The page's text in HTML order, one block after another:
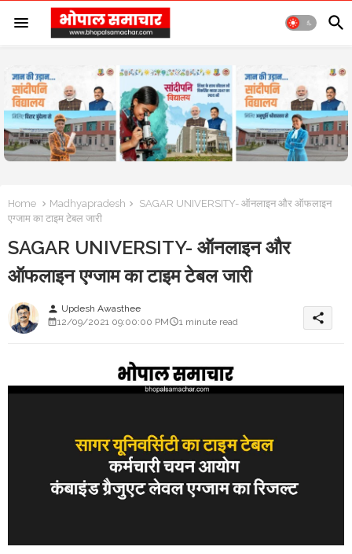
Home Madhyapradesh
SAGAR UNIVERSITY- ऑनलाइन और ऑफलाइन
एग्जाम का टाइम टेबल जारी
SAGAR UNIVERSITY- ऑनलाइन और
ऑफलाइन एग्जाम का टाइम टेबल जारी
person Updesh Awasthee
12/09/2021 09:00:00 PM
1 minute read share